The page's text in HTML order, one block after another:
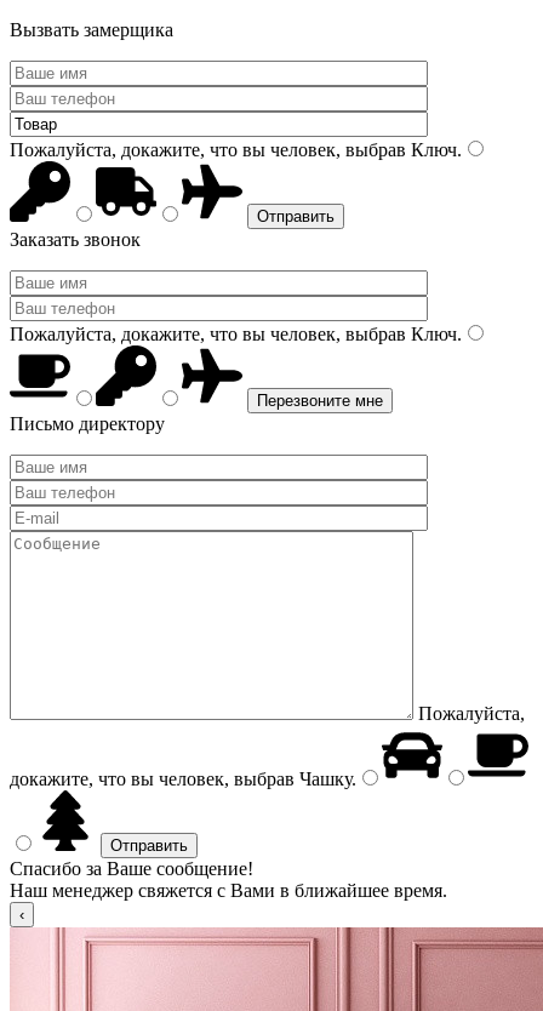
Вызвать замерщика
Пожалуйста, докажите, что вы человек, выбрав Ключ.
Заказать звонок
Пожалуйста, докажите, что вы человек, выбрав Ключ.
Письмо директору
Пожалуйста,
докажите, что вы человек, выбрав Чашку.
Спасибо за Ваше сообщение!
Наш менеджер свяжется с Вами в ближайшее время.